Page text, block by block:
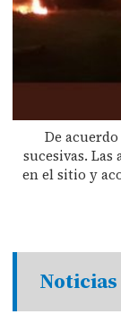
De
sucesivas.
en el sitio y